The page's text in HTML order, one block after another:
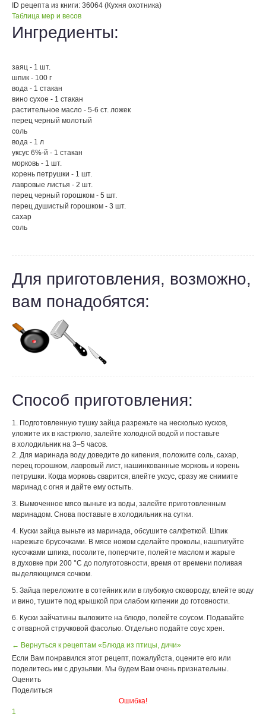
ID рецепта из книги: 36064 (Кухня охотника)
Таблица мер и весов
Ингредиенты:
заяц - 1 шт.
шпик - 100 г
вода - 1 стакан
вино сухое - 1 стакан
растительное масло - 5-6 ст. ложек
перец черный молотый
соль
вода - 1 л
уксус 6%-й - 1 стакан
морковь - 1 шт.
корень петрушки - 1 шт.
лавровые листья - 2 шт.
перец черный горошком - 5 шт.
перец душистый горошком - 3 шт.
сахар
соль
Для приготовления, возможно,
вам понадобятся:
Способ приготовления:
1. Подготовленную тушку зайца разрежьте на несколько кусков,
уложите их в кастрюлю, залейте холодной водой и поставьте
в холодильник на 3–5 часов.
2. Для маринада воду доведите до кипения, положите соль, сахар,
nepeц горошком, лавровый лист, нашинкованные морковь и корень
петрушки. Когда морковь сварится, влейте уксус, сразу же снимите
маринад с огня и дайте ему остыть.
3. Вымоченное мясо выньте из воды, залейте приготовленным
маринадом. Снова поставьте в холодильник на сутки.
4. Куски зайца выньте из маринада, обсушите салфеткой. Шпик
нарежьте брусочками. В мясе ножом сделайте проколы, нашпигуйте
кусочками шпика, посолите, поперчите, полейте маслом и жарьте
в духовке при 200 °С до полуготовности, время от времени поливая
выделяющимся сочком.
5. Зайца переложите в сотейник или в глубокую сковороду, влейте воду
и вино, тушите под крышкой при слабом кипении до готовности.
6. Куски зайчатины выложите на блюдо, полейте соусом. Подавайте
с отварной стручковой фасолью. Отдельно подайте соус хрен.
← Вернуться к рецептам «Блюда из птицы, дичи»
Если Вам понравился этот рецепт, пожалуйста, оцените его или
поделитесь им с друзьями. Мы будем Вам очень признательны.
Оценить
Поделиться
Ошибка!
1